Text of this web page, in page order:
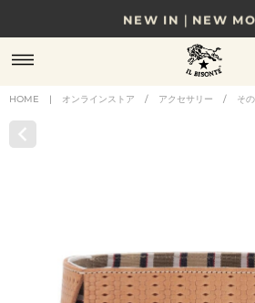
NEW IN｜NEW
8/17(月)10時まで｜税込11,000
贈る相手やシーンから選べる、新
HOME | オンラインストア / アクセサリー / そ